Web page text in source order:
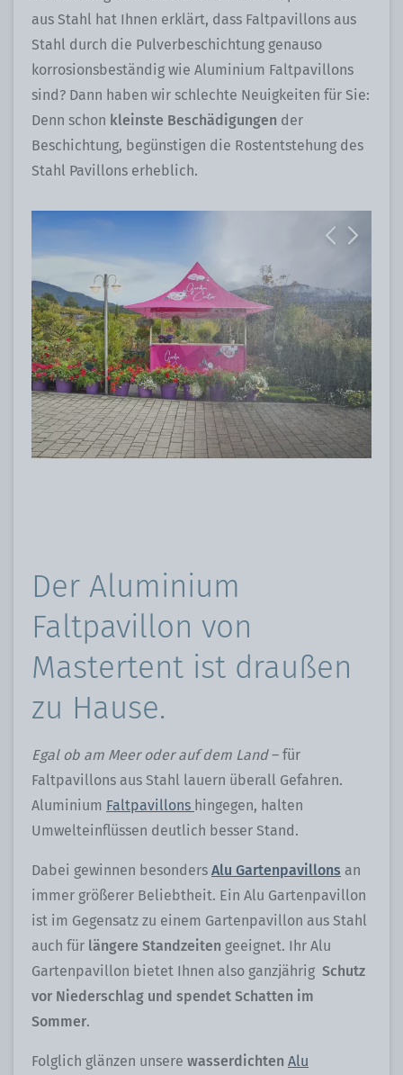
aus Stahl hat Ihnen erklärt, dass Faltpavillons aus
Stahl durch die Pulverbeschichtung genauso
korrosionsbeständig wie Aluminium Faltpavillons
sind? Dann haben wir schlechte Neuigkeiten für Sie:
Denn schon kleinste Beschädigungen der
Beschichtung, begünstigen die Rostentstehung des
Stahl Pavillons erheblich.
Previous
Next
Der Aluminium
Faltpavillon von
Mastertent ist draußen
zu Hause.
Egal ob am Meer oder auf dem Land– für
Faltpavillons aus Stahl lauern überall Gefahren.
Aluminium Faltpavillons hingegen, halten
Umwelteinflüssen deutlich besser Stand.
Dabei gewinnen besonders Alu Gartenpavillons an
immer größerer Beliebtheit. Ein Alu Gartenpavillon
ist im Gegensatz zu einem Gartenpavillon aus Stahl
auch für längere Standzeiten geeignet. Ihr Alu
Gartenpavillon bietet Ihnen also ganzjährig Schutz
vor Niederschlag und spendet Schatten im
Sommer.
Folglich glänzen unsere wasserdichten Alu